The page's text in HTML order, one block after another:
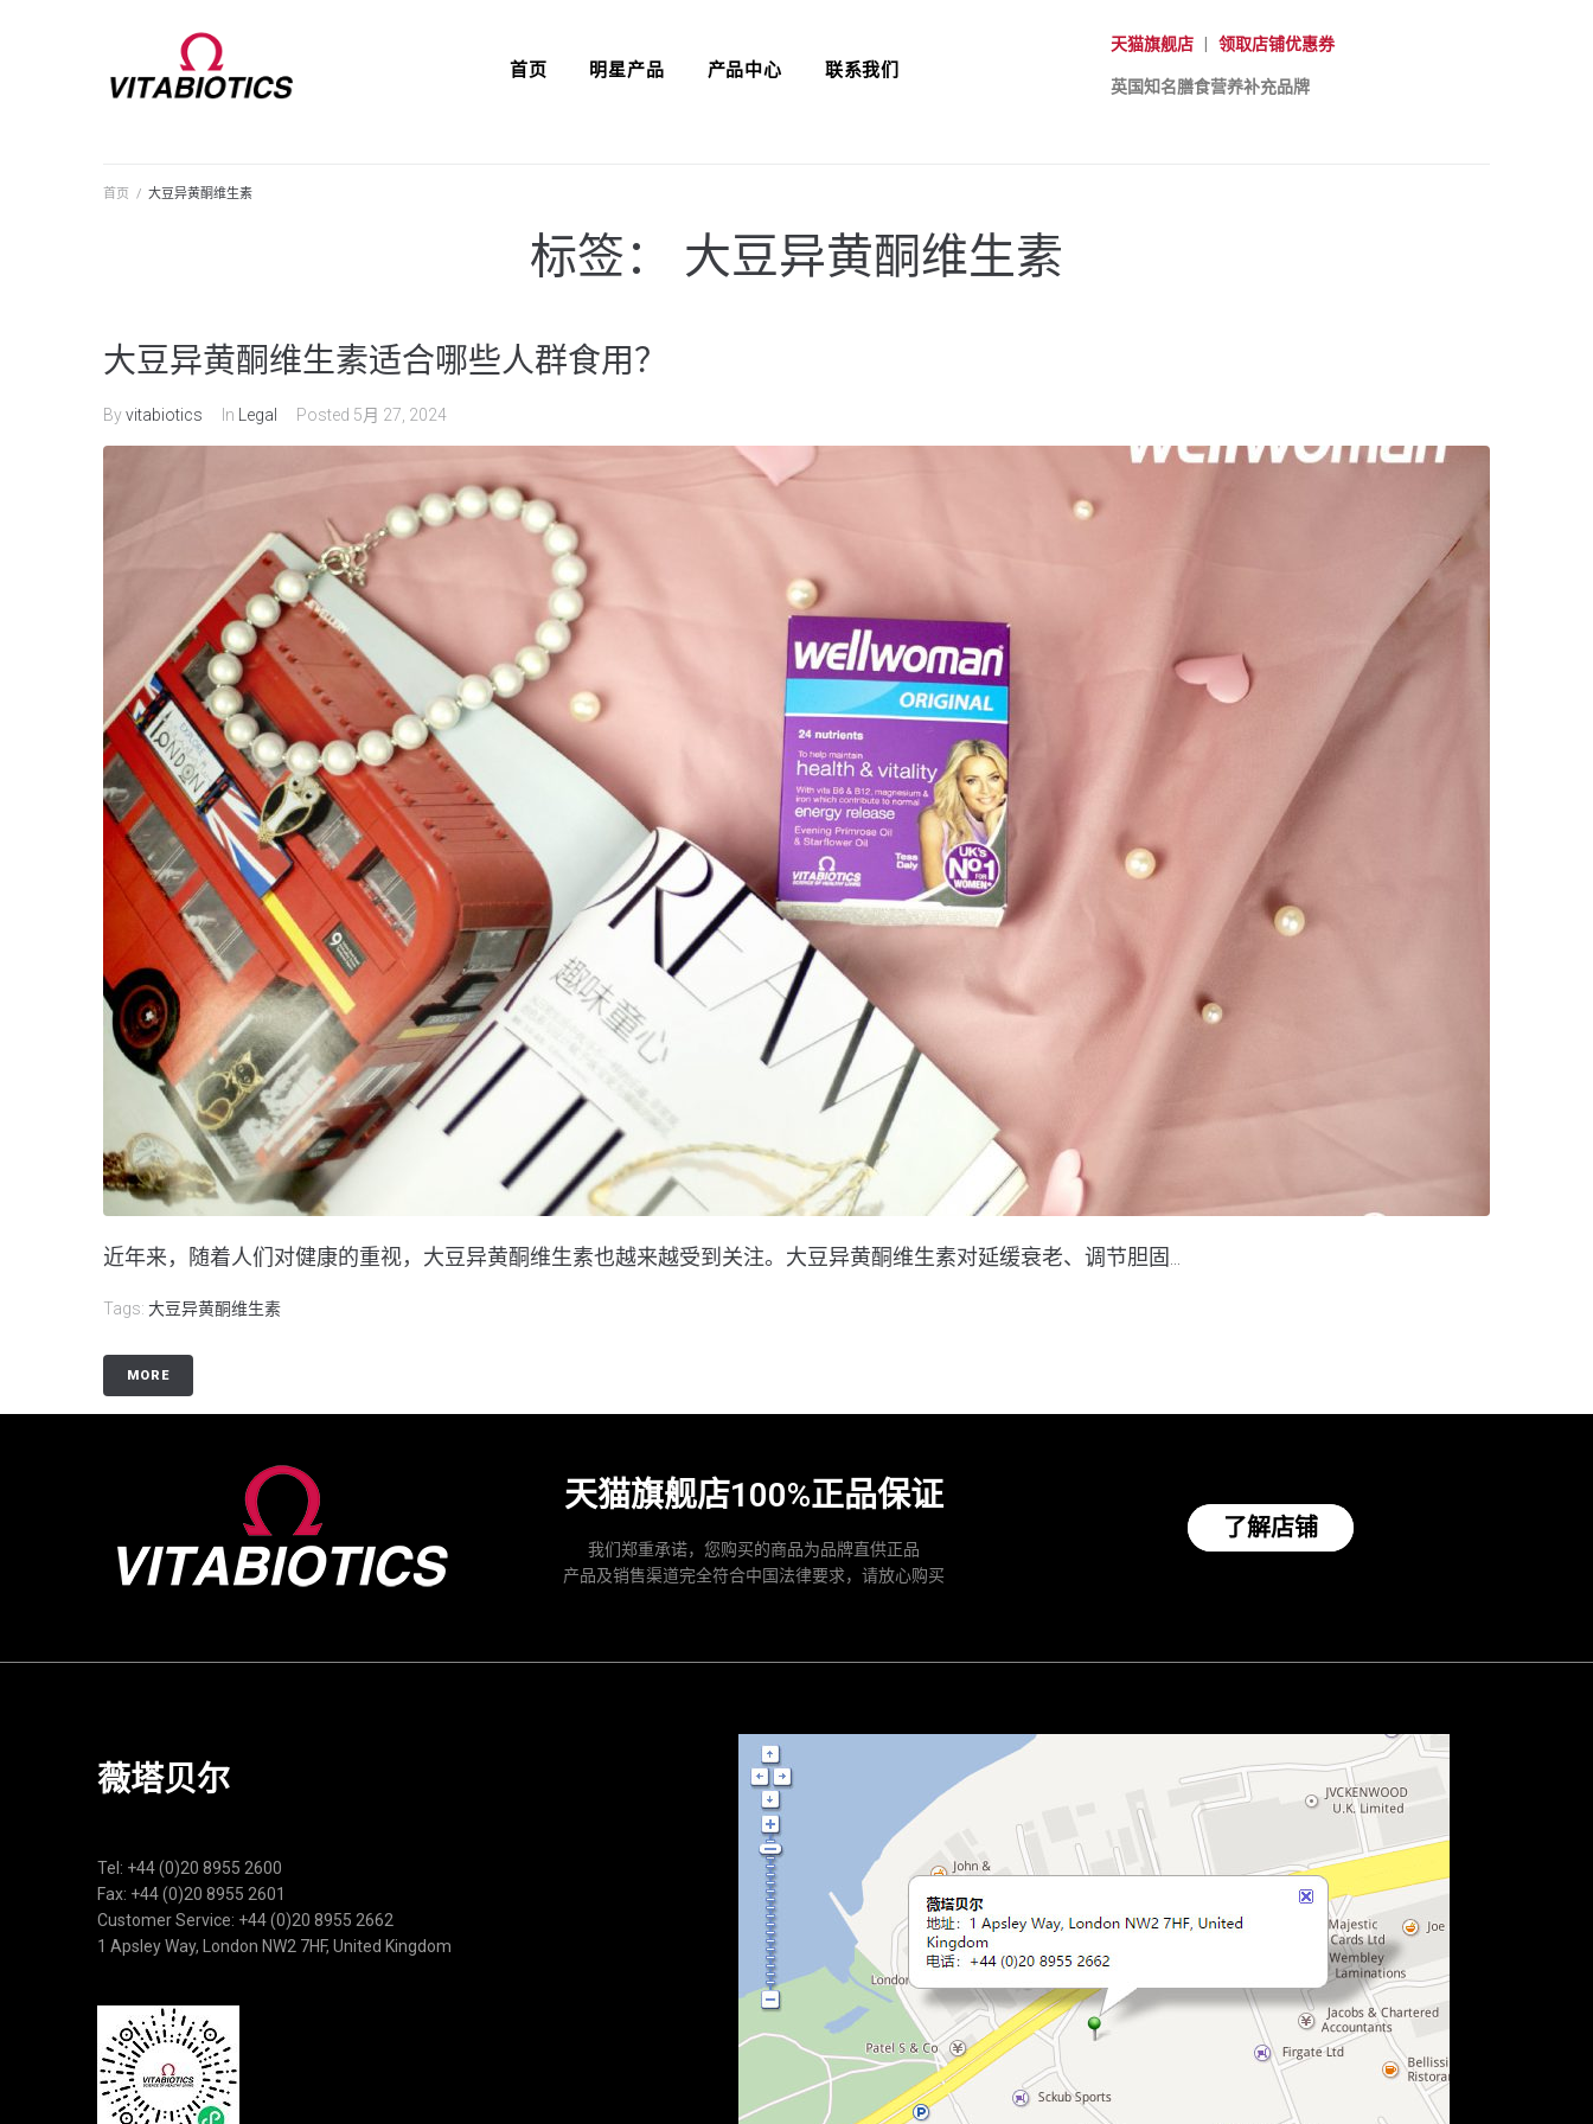
首页 明星产品 产品中心 联系我们
天猫旗舰店| 领取店铺优惠券
英国知名膳食营养补充品牌
首页 / 大豆异黄酮维生素
标签： 大豆异黄酮维生素
大豆异黄酮维生素适合哪些人群食用？
Byvitabiotics In Legal Posted 5月 27, 2024
近年来，随着人们对健康的重视，大豆异黄酮维生素也越来越受到关注。大豆异黄酮维生素对延缓衰老、调节胆固...
Tags: 大豆异黄酮维生素
MORE
天猫旗舰店100%正品保证
我们郑重承诺，您购买的商品为品牌直供正品
产品及销售渠道完全符合中国法律要求，请放心购买
了解店铺
薇塔贝尔
Tel: +44 (0)20 8955 2600
Fax: +44 (0)20 8955 2601
Customer Service: +44 (0)20 8955 2662
1 Apsley Way, London NW2 7HF, United Kingdom